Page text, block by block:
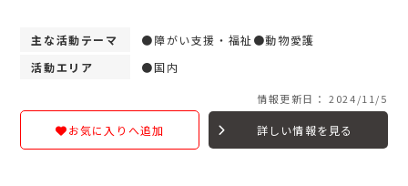
主な活動テーマ
●障がい支援・福祉●動物愛護
活動エリア
●国内
情報更新日： 2024/11/5
お気に入りへ追加 詳しい情報を見る